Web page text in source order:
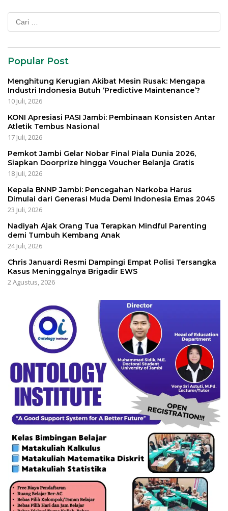
Popular Post
Menghitung Kerugian Akibat Mesin Rusak: Mengapa
Industri Indonesia Butuh ‘Predictive Maintenance’?
10 Juli, 2026
KONI Apresiasi PASI Jambi: Pembinaan Konsisten Antar
Atletik Tembus Nasional
17 Juli, 2026
Pemkot Jambi Gelar Nobar Final Piala Dunia 2026,
Siapkan Doorprize hingga Voucher Belanja Gratis
18 Juli, 2026
Kepala BNNP Jambi: Pencegahan Narkoba Harus
Dimulai dari Generasi Muda Demi Indonesia Emas 2045
23 Juli, 2026
Nadiyah Ajak Orang Tua Terapkan Mindful Parenting
demi Tumbuh Kembang Anak
24 Juli, 2026
Chris Januardi Resmi Dampingi Empat Polisi Tersangka
Kasus Meninggalnya Brigadir EWS
2 Agustus, 2026